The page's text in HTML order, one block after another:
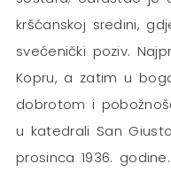
kršćanskoj sredini,
svećenički poziv.
Kopru, a zatim u
dobrotom i
u katedrali San
prosinca 1936. godine.